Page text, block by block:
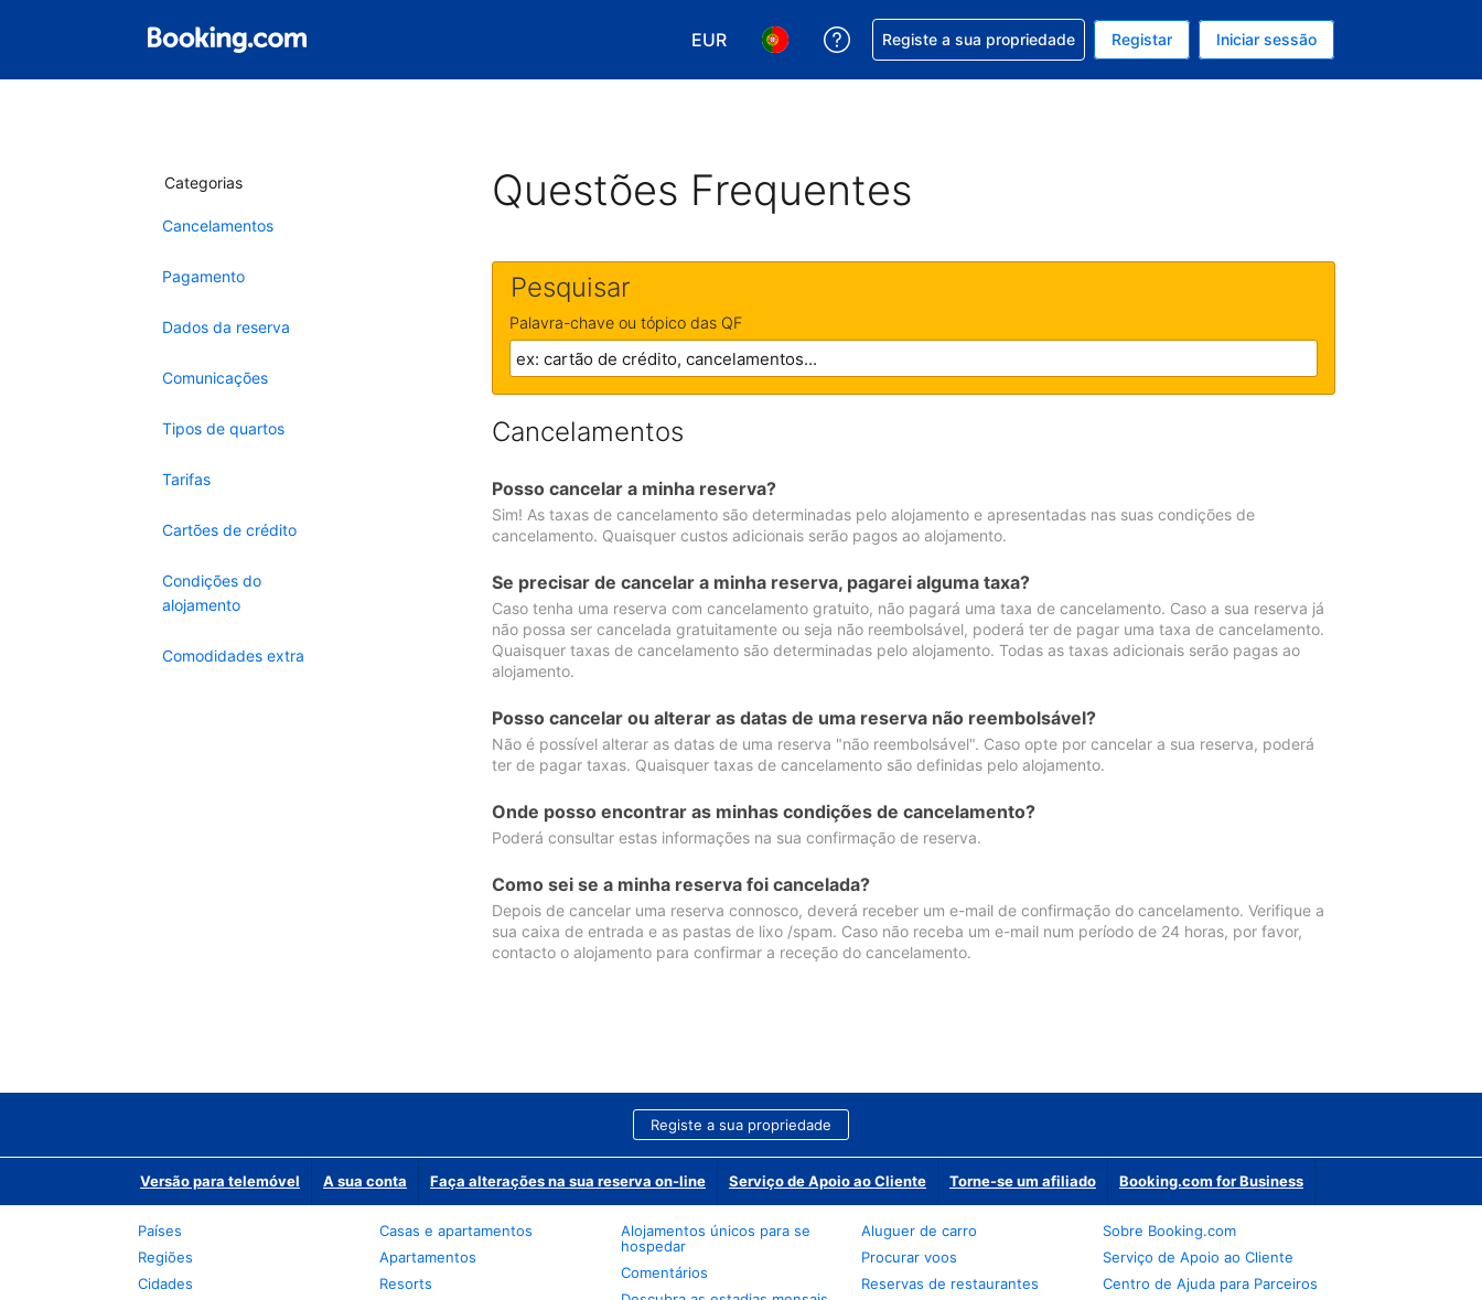
EUR
Escolha a sua moeda. A sua moeda atual é EUR
Escolha o seu idioma. O seu idioma atual é Português
Obtenha ajuda com a sua reserva
Registe a sua propriedade Registar Iniciar sessão
Categorias
Cancelamentos
Pagamento
Dados da reserva
Comunicações
Tipos de quartos
Tarifas
Cartões de crédito
Condições do
alojamento
Comodidades extra
Questões Frequentes
Pesquisar
Palavra-chave ou tópico das QF
Cancelamentos
Posso cancelar a minha reserva?
Sim! As taxas de cancelamento são determinadas pelo alojamento e apresentadas nas suas condições de
cancelamento. Quaisquer custos adicionais serão pagos ao alojamento.
Se precisar de cancelar a minha reserva, pagarei alguma taxa?
Caso tenha uma reserva com cancelamento gratuito, não pagará uma taxa de cancelamento. Caso a sua reserva já
não possa ser cancelada gratuitamente ou seja não reembolsável, poderá ter de pagar uma taxa de cancelamento.
Quaisquer taxas de cancelamento são determinadas pelo alojamento. Todas as taxas adicionais serão pagas ao
alojamento.
Posso cancelar ou alterar as datas de uma reserva não reembolsável?
Não é possível alterar as datas de uma reserva "não reembolsável". Caso opte por cancelar a sua reserva, poderá
ter de pagar taxas. Quaisquer taxas de cancelamento são definidas pelo alojamento.
Onde posso encontrar as minhas condições de cancelamento?
Poderá consultar estas informações na sua confirmação de reserva.
Como sei se a minha reserva foi cancelada?
Depois de cancelar uma reserva connosco, deverá receber um e-mail de confirmação do cancelamento. Verifique a
sua caixa de entrada e as pastas de lixo /spam. Caso não receba um e-mail num período de 24 horas, por favor,
contacto o alojamento para confirmar a receção do cancelamento.
Registe a sua propriedade
Versão para telemóvel A sua conta Faça alterações na sua reserva on-line Serviço de Apoio ao Cliente Torne-se um afiliado Booking.com for Business
Países
Regiões
Cidades
Casas e apartamentos
Apartamentos
Resorts
Alojamentos únicos para se
hospedar
Comentários
Aluguer de carro
Procurar voos
Reservas de restaurantes
Sobre Booking.com
Serviço de Apoio ao Cliente
Centro de Ajuda para Parceiros